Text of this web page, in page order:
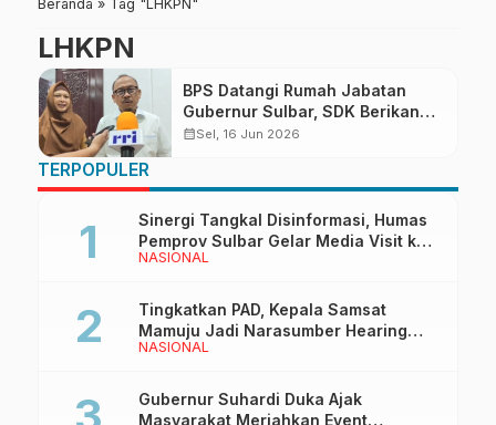
Beranda » Tag "LHKPN"
LHKPN
BPS Datangi Rumah Jabatan
Gubernur Sulbar, SDK Berikan
Data Secara Lengkap
calendar_monthSel, 16 Jun 2026
TERPOPULER
NASIONAL
Sinergi Tangkal Disinformasi, Humas
Pemprov Sulbar Gelar Media Visit ke
Kantor Redaksi di Mamuju
NASIONAL
Tingkatkan PAD, Kepala Samsat
Mamuju Jadi Narasumber Hearing
Bersama Wakil Ketua I DPRD Sulbar
Gubernur Suhardi Duka Ajak
Masyarakat Meriahkan Event